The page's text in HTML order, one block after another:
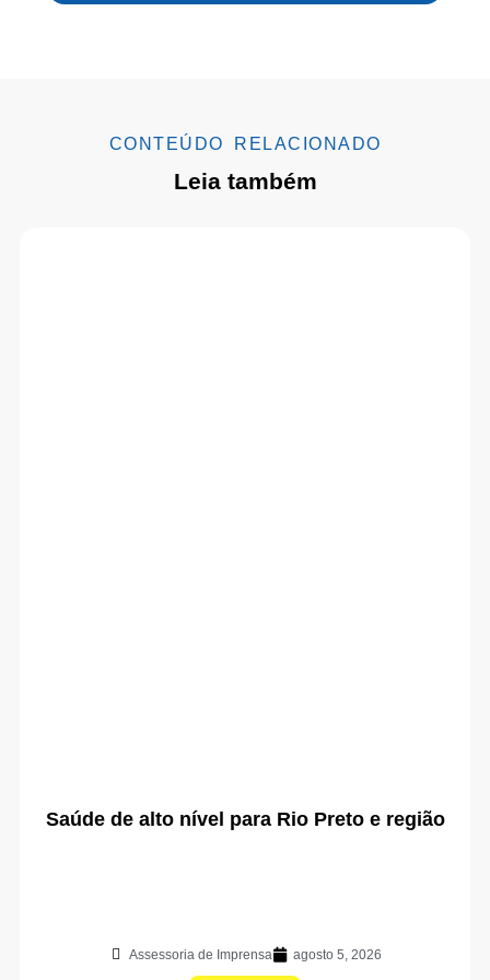
CONTEÚDO RELACIONADO
Leia também
Saúde de alto nível para Rio Preto e região
Assessoria de Imprensa agosto 5, 2026